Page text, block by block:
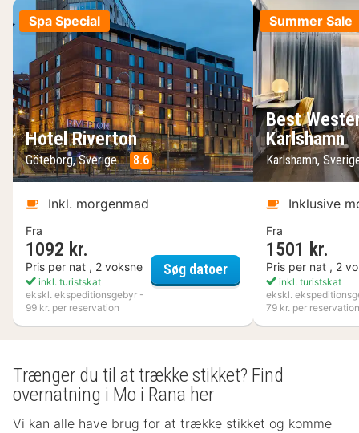
Spa Special
Hotel Riverton
Göteborg, Sverige 8.6
Inkl. morgenmad
Fra
1092 kr.
Pris per nat , 2 voksne
inkl. turistskat
ekskl. ekspeditionsgebyr -
99 kr. per reservation
Søg datoerHotel Riverton
Summer Sale
Best
Karlshamn
Karlshamn,
Inklusive
Fra
1501 kr.
Pris per nat , 2
inkl. turistskat
ekskl.
79 kr. per reservation
Trænger du til at trække stikket? Find
overnatning i Mo i Rana her
Vi kan alle have brug for at trække stikket og komme